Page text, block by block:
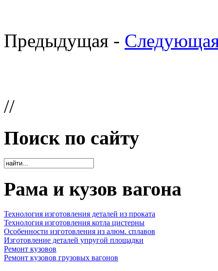
Предыдущая -
//
Поиск по сайту
Рама и кузов вагона
Технология изготовления деталей из проката
Технология изготовления котла цистерны
Особенности изготовления из алюм. сплавов
Изготовление деталей упругой площадки
Ремонт кузовов
Ремонт кузовов грузовых вагонов